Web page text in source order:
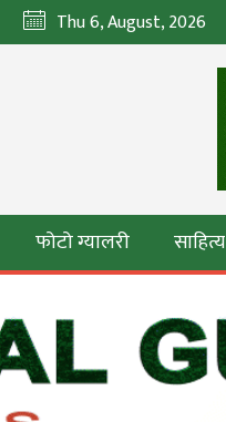
Thu 6, August, 2026
फोटो ग्यालरी साहित्य